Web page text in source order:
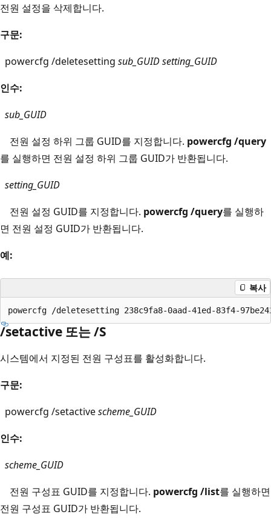
전원 설정을 삭제합니다.
구문:
powercfg /deletesetting sub_GUIDsetting_GUID
인수:
sub_GUID
전원 설정 하위 그룹 GUID를 지정합니다. powercfg /query
를 실행하면 전원 설정 하위 그룹 GUID가 반환됩니다.
setting_GUID
전원 설정 GUID를 지정합니다. powercfg /query를 실행하
면 전원 설정 GUID가 반환됩니다.
예:
복사
/setactive 또는 /S
시스템에서 지정된 전원 구성표를 활성화합니다.
구문:
powercfg /setactivescheme_GUID
인수:
scheme_GUID
전원 구성표 GUID를 지정합니다. powercfg /list를 실행하면
전원 구성표 GUID가 반환됩니다.